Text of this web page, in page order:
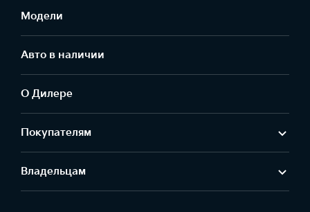
Модели
Авто в наличии
О Дилере
Покупателям
Владельцам